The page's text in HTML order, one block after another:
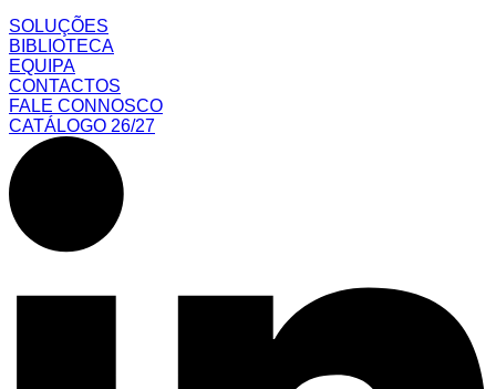
SOLUÇÕES
BIBLIOTECA
EQUIPA
CONTACTOS
FALE CONNOSCO
CATÁLOGO 26/27